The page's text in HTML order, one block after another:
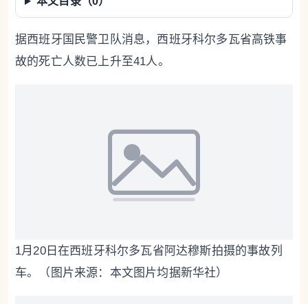
据西班牙国民警卫队消息，西班牙科尔多瓦省高铁事
故的死亡人数已上升至41人。
1月20日在西班牙科尔多瓦省阿达穆斯拍摄的事故列
车。（图片来源：本文图片均据新华社）